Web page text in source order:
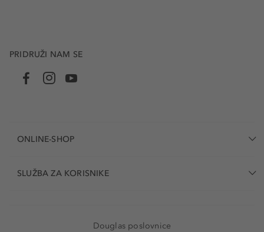
PRIDRUŽI NAM SE
ONLINE-SHOP
SLUŽBA ZA KORISNIKE
Douglas poslovnice